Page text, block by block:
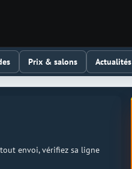
Prix & salons Actualités
envoi, vérifiez sa ligne